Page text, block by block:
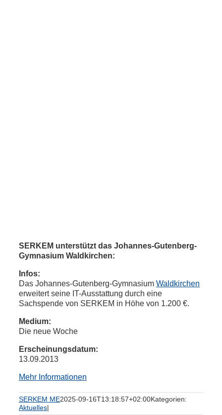
SERKEM unterstützt das Johannes-Gutenberg-
Gymnasium Waldkirchen:
Infos:
Das Johannes-Gutenberg-Gymnasium Waldkirchen
erweitert seine IT-Ausstattung durch eine
Sachspende von SERKEM in Höhe von 1.200 €.
Medium:
Die neue Woche
Erscheinungsdatum:
13.09.2013
Mehr Informationen
SERKEM ME2025-09-16T13:18:57+02:00Kategorien:
Aktuelles|